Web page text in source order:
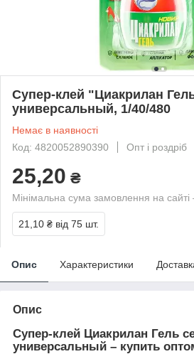
Супер-клей "Циакрилан
универсальный, 1/40/480
Немає в наявності
Код: 4820052890390
Опт і роздріб
25,20 ₴
Мінімальна сума замовлення на
21,10 ₴ від 75 шт.
Опис Характеристики
Опис
Супер-клей Циакрилан Гель
универсальный – купить